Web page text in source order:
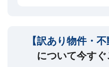
【訳あり物件・
について今すぐ